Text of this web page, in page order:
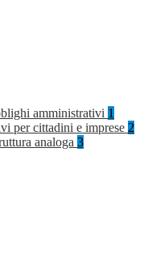
amministrativi 1
per cittadini e imprese 2
analoga 3